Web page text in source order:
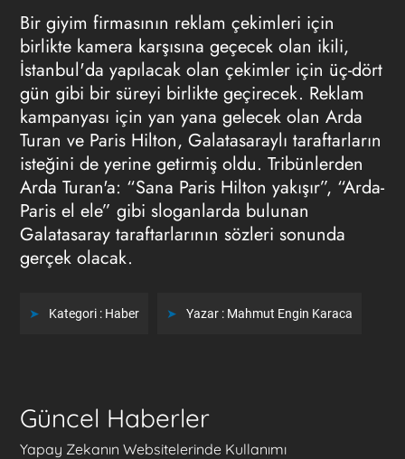
Bir giyim firmasının reklam çekimleri için
birlikte kamera karşısına geçecek olan ikili,
İstanbul'da yapılacak olan çekimler için üç-dört
gün gibi bir süreyi birlikte geçirecek. Reklam
kampanyası için yan yana gelecek olan Arda
Turan ve Paris Hilton, Galatasaraylı taraftarların
isteğini de yerine getirmiş oldu. Tribünlerden
Arda Turan'a: “Sana Paris Hilton yakışır”, “Arda-
Paris el ele” gibi sloganlarda bulunan
Galatasaray taraftarlarının sözleri sonunda
gerçek olacak.
Kategori : Haber Yazar : Mahmut Engin Karaca
Güncel Haberler
Yapay Zekanın Websitelerinde Kullanımı